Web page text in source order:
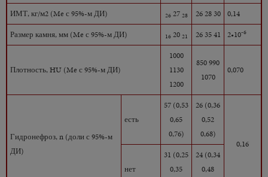
ИМТ, кг/м2 (Me с 95%-м ДИ) 2627 28 26 28 30
0,14
Размер камня, мм (Me с 95%-м ДИ)
1620 21 26 35 41 2•10-6
Плотность, HU (Me с 95%-м ДИ)
1000
1130
1200
850 990
1070
0,070
Гидронефроз, n (доли с 95%-м
ДИ)
есть
57 (0,53
0,65
0,76)
26 (0,36
0,52
0,68)
0,16
нет
31 (0,25
0,35
24 (0,34
0,48